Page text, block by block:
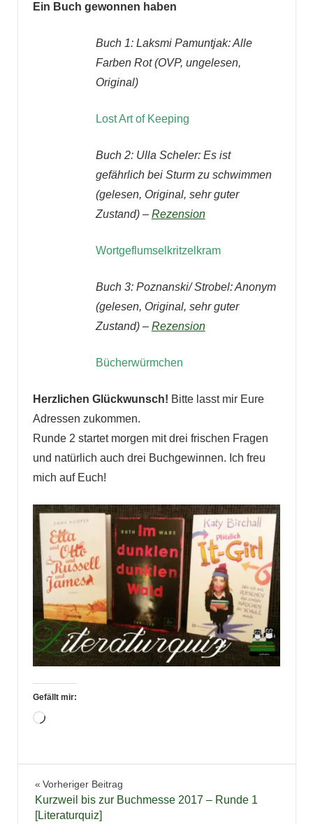
Ein Buch gewonnen haben
Buch 1: Laksmi Pamuntjak: Alle
Farben Rot(OVP, ungelesen,
Original)
Lost Art of Keeping
Buch 2: Ulla Scheler: Es ist
gefährlich bei Sturm zu schwimmen
(gelesen, Original, sehr guter
Zustand) – Rezension
Wortgeflumselkritzelkram
Buch 3: Poznanski/ Strobel: Anonym
(gelesen, Original, sehr guter
Zustand) – Rezension
Bücherwürmchen
Herzlichen Glückwunsch! Bitte lasst mir Eure
Adressen zukommen.
Runde 2 startet morgen mit drei frischen Fragen
und natürlich auch drei Buchgewinnen. Ich freu
mich auf Euch!
Gefällt mir:
Wird
Beitragsnavigation
Vorheriger Beitrag
Kurzweil bis zur Buchmesse 2017 – Runde 1
[Literaturquiz]